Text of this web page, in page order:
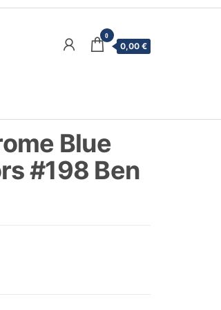
0
0,00 €
Blue
#198 Ben